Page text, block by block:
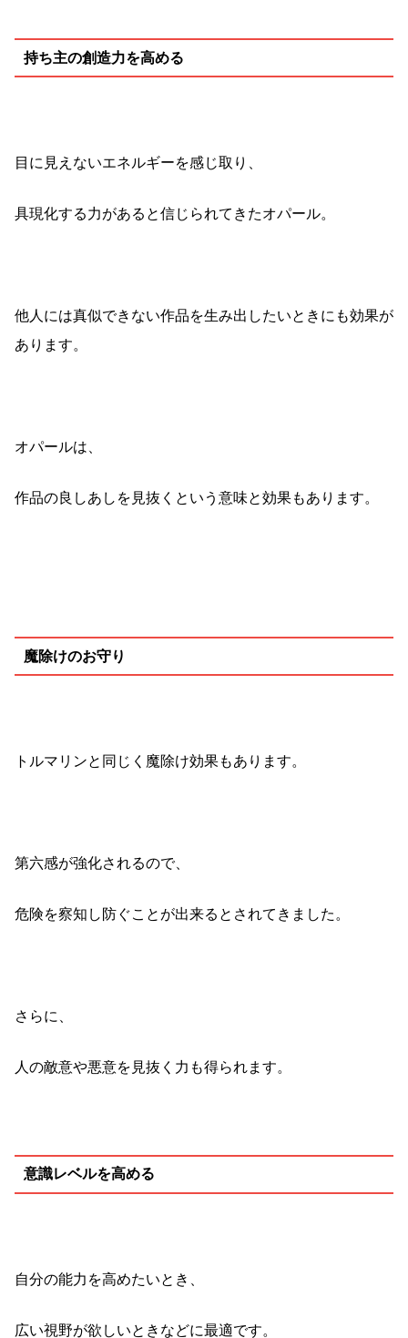
持ち主の創造力を高める
目に見えないエネルギーを感じ取り、
具現化する力があると信じられてきたオパール。
他人には真似できない作品を生み出したいときにも効果が
あります。
オパールは、
作品の良しあしを見抜くという意味と効果もあります。
魔除けのお守り
トルマリンと同じく魔除け効果もあります。
第六感が強化されるので、
危険を察知し防ぐことが出来るとされてきました。
さらに、
人の敵意や悪意を見抜く力も得られます。
意識レベルを高める
自分の能力を高めたいとき、
広い視野が欲しいときなどに最適です。